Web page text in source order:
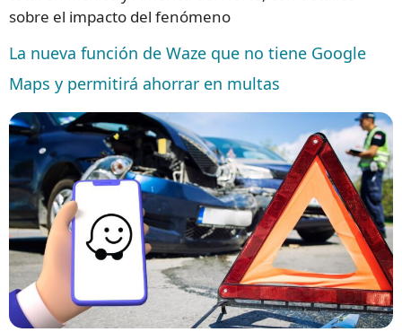
sobre el impacto del fenómeno
La nueva función de Waze que no tiene Google
Maps y permitirá ahorrar en multas